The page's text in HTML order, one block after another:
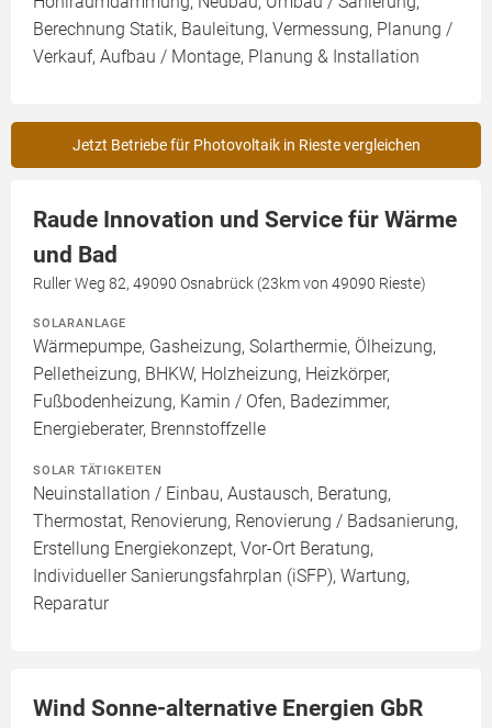
Berechnung Statik, Bauleitung, Vermessung, Planung /
Verkauf, Aufbau / Montage, Planung & Installation
Jetzt Betriebe für Photovoltaik in Rieste vergleichen
Raude Innovation und Service für Wärme
und Bad
Ruller Weg 82, 49090 Osnabrück (23km von 49090 Rieste)
SOLARANLAGE
Wärmepumpe, Gasheizung, Solarthermie, Ölheizung,
Pelletheizung, BHKW, Holzheizung, Heizkörper,
Fußbodenheizung, Kamin / Ofen, Badezimmer,
Energieberater, Brennstoffzelle
SOLAR TÄTIGKEITEN
Neuinstallation / Einbau, Austausch, Beratung,
Thermostat, Renovierung, Renovierung / Badsanierung,
Erstellung Energiekonzept, Vor-Ort Beratung,
Individueller Sanierungsfahrplan (iSFP), Wartung,
Reparatur
Wind Sonne-alternative Energien GbR